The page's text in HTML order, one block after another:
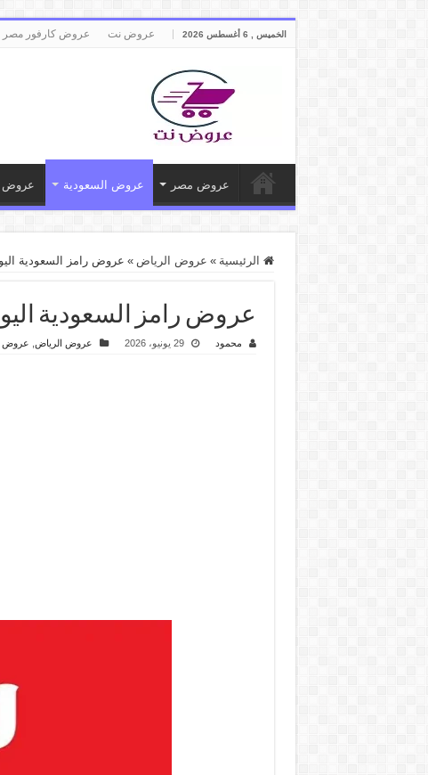
الخميس , 6 أغسطس 2026 عروض نت عروض كارفور مصر
عروض مصر عروض السعودية عروض
الرئيسية » عروض الرياض » عروض رامز السعودية اليوم الاثنين
عروض رامز السعودية اليوم الاثنين
محمود 29 يونيو، 2026 عروض الرياض عروض